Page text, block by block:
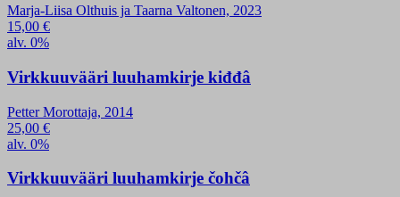
Marja-Liisa Olthuis ja Taarna Valtonen, 2023
15,00 €
alv. 0%
Virkkuuvääri luuhamkirje kiđđâ
Petter Morottaja, 2014
25,00 €
alv. 0%
Virkkuuvääri luuhamkirje čohčâ